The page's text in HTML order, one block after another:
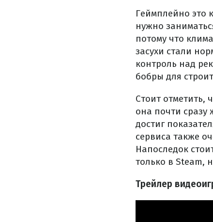
Геймплейно это
нужно
потому что
засухи стали
контроль над
бобры для
Стоит отметить,
она почти
достиг
сервиса также
Напоследок
только в Steam,
Трейлер